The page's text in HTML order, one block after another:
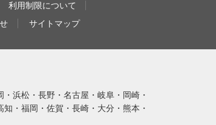
利用制限について
サイトマップ
浜松・長野・名古屋・岐阜・岡崎・
・福岡・佐賀・長崎・大分・熊本・